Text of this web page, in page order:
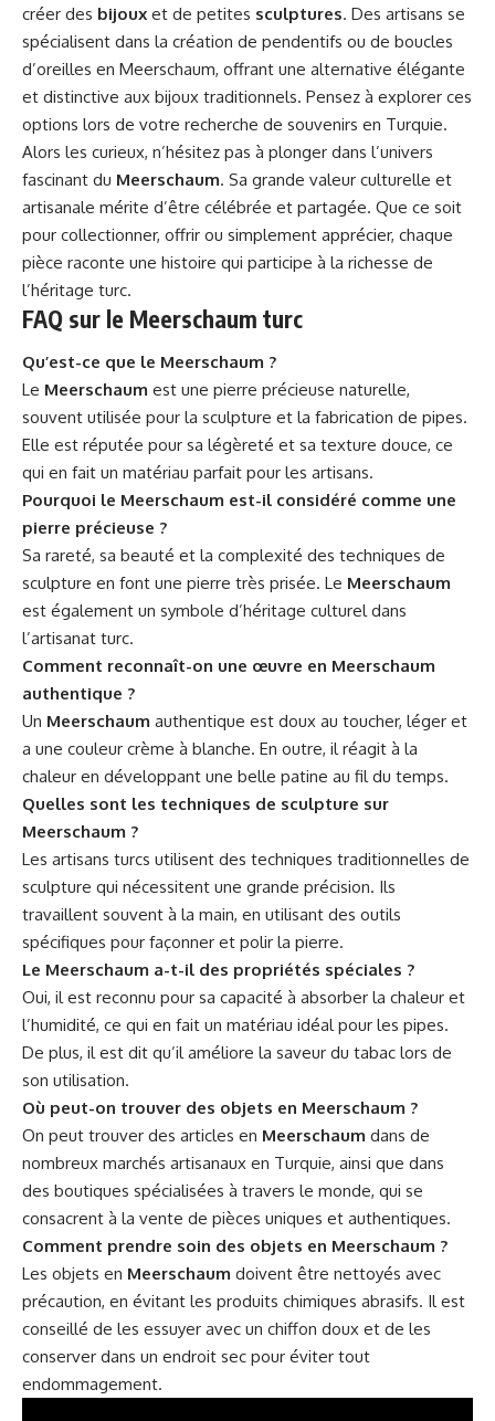
créer des bijoux et de petites sculptures. Des artisans se
spécialisent dans la création de pendentifs ou de boucles
d’oreilles en Meerschaum, offrant une alternative élégante
et distinctive aux bijoux traditionnels. Pensez à explorer ces
options lors de votre recherche de souvenirs en Turquie.
Alors les curieux, n’hésitez pas à plonger dans l’univers
fascinant du Meerschaum. Sa grande valeur culturelle et
artisanale mérite d’être célébrée et partagée. Que ce soit
pour collectionner, offrir ou simplement apprécier, chaque
pièce raconte une histoire qui participe à la richesse de
l’héritage turc.
FAQ sur le Meerschaum turc
Qu’est-ce que le Meerschaum ?
Le Meerschaum est une pierre précieuse naturelle,
souvent utilisée pour la sculpture et la fabrication de pipes.
Elle est réputée pour sa légèreté et sa texture douce, ce
qui en fait un matériau parfait pour les artisans.
Pourquoi le Meerschaum est-il considéré comme une
pierre précieuse ?
Sa rareté, sa beauté et la complexité des techniques de
sculpture en font une pierre très prisée. Le Meerschaum
est également un symbole d’héritage culturel dans
l’artisanat turc.
Comment reconnaît-on une œuvre en Meerschaum
authentique ?
Un Meerschaum authentique est doux au toucher, léger et
a une couleur crème à blanche. En outre, il réagit à la
chaleur en développant une belle patine au fil du temps.
Quelles sont les techniques de sculpture sur
Meerschaum ?
Les artisans turcs utilisent des techniques traditionnelles de
sculpture qui nécessitent une grande précision. Ils
travaillent souvent à la main, en utilisant des outils
spécifiques pour façonner et polir la pierre.
Le Meerschaum a-t-il des propriétés spéciales ?
Oui, il est reconnu pour sa capacité à absorber la chaleur et
l’humidité, ce qui en fait un matériau idéal pour les pipes.
De plus, il est dit qu’il améliore la saveur du tabac lors de
son utilisation.
Où peut-on trouver des objets en Meerschaum ?
On peut trouver des articles en Meerschaum dans de
nombreux marchés artisanaux en Turquie, ainsi que dans
des boutiques spécialisées à travers le monde, qui se
consacrent à la vente de pièces uniques et authentiques.
Comment prendre soin des objets en Meerschaum ?
Les objets en Meerschaum doivent être nettoyés avec
précaution, en évitant les produits chimiques abrasifs. Il est
conseillé de les essuyer avec un chiffon doux et de les
conserver dans un endroit sec pour éviter tout
endommagement.